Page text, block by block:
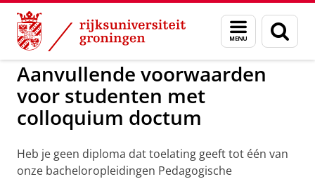
Skip
Content
Skip
Navigation
Menu
en
zoeken
GMW
Aanvullende voorwaarden
voor studenten met
colloquium doctum
Heb je geen diploma dat toelating geeft tot één van
onze bacheloropleidingen Pedagogische